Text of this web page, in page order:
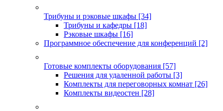
Трибуны и рэковые шкафы [34]
Трибуны и кафедры [18]
Рэковые шкафы [16]
Программное обеспечение для конференций [2]
Готовые комплекты оборудования [57]
Решения для удаленной работы [3]
Комплекты для переговорных комнат [26]
Комплекты видеостен [28]